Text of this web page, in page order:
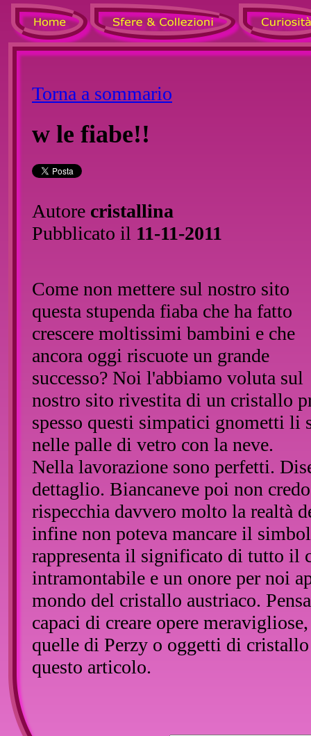
Torna a sommario
w le fiabe!!
Autore cristallina
Pubblicato il 11-11-2011
Come non mettere sul nostro sito
questa stupenda fiaba che ha fatto
crescere moltissimi bambini e che
ancora oggi riscuote un grande
successo? Noi l'abbiamo voluta sul
nostro sito rivestita di un cristallo
spesso questi simpatici gnometti li
nelle palle di vetro con la neve.
Nella lavorazione sono perfetti.
dettaglio. Biancaneve poi non
rispecchia davvero molto la realtà
infine non poteva mancare il
rappresenta il significato di tutto il
intramontabile e un onore per noi
mondo del cristallo austriaco.
capaci di creare opere
quelle di Perzy o oggetti di
questo articolo.